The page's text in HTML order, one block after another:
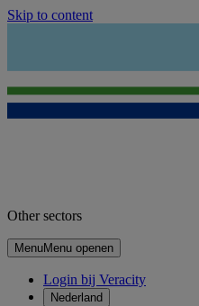
Skip to content
Other sectors
MenuMenu openen
Login bij Veracity
Nederland